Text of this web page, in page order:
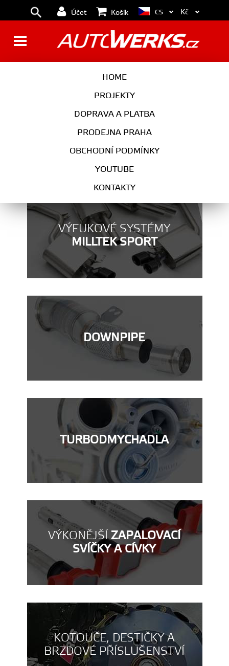
Účet Košík
HOME
PROJEKTY
DOPRAVA A PLATBA
PRODEJNA PRAHA
OBCHODNÍ PODMÍNKY
YOUTUBE
KONTAKTY
CS Kč
BRZDY
VÝFUKOVÉ SYSTÉMY
MILLTEK SPORT
DOWNPIPE
TURBODMYCHADLA
VÝKONĚJŠÍZAPALOVACÍ
SVÍČKY A CÍVKY
KOTOUČE, DESTIČKY A
BRZDOVÉ PŘÍSLUŠENSTVÍ